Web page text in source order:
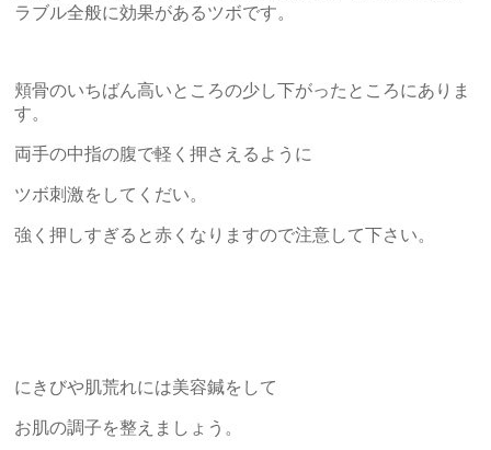
ラブル全般に効果があるツボです。
頬骨のいちばん高いところの少し下がったところにありま
す。
両手の中指の腹で軽く押さえるように
ツボ刺激をしてくだい。
強く押しすぎると赤くなりますので注意して下さい。
にきびや肌荒れには美容鍼をして
お肌の調子を整えましょう。